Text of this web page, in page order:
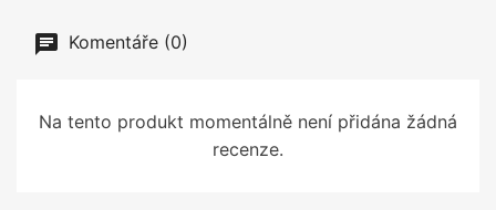
Komentáře (0)
Na tento produkt momentálně není přidána žádná
recenze.